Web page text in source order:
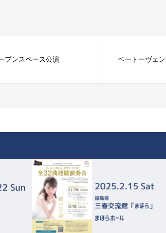
プンスペース公演 ベートーヴェ